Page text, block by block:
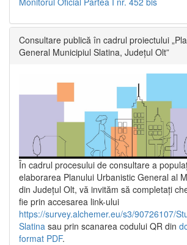
Consultare publică în cadrul proiectului
General Municipiul Slatina, Județul Olt”
În cadrul procesului de consultare a
elaborarea Planului Urbanistic General al
din Județul Olt, vă invităm să completați
fie prin accesarea link-ului
https://survey.alchemer.eu/s3/90726107/
Slatina sau prin scanarea codului QR din
format PDF.